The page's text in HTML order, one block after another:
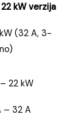
22 kW verzija
(32 A, 3-
22 kW
– 32 A